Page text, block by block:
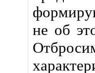
не об